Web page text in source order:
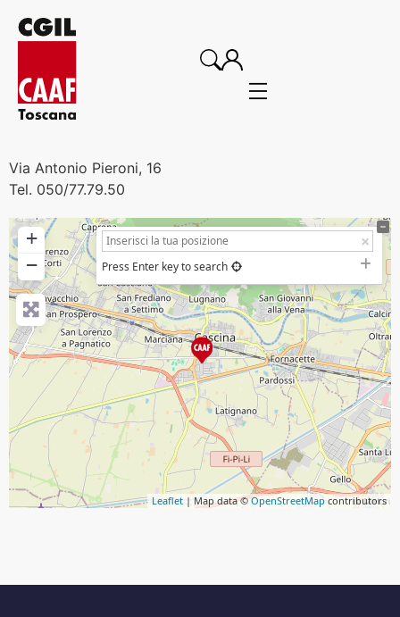
Via Antonio Pieroni, 16
Tel. 050/77.79.50
+
−
Press Enter key to search
Leaflet | Map data ©OpenStreetMap contributors